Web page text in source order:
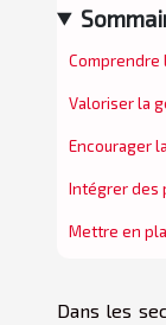
Comprendre
Valoriser la
Encourager
Intégrer des
Mettre en
Dans les